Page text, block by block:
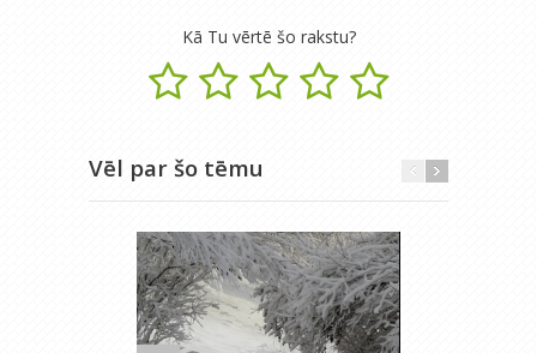
Kā Tu vērtē šo rakstu?
Vēl par šo tēmu